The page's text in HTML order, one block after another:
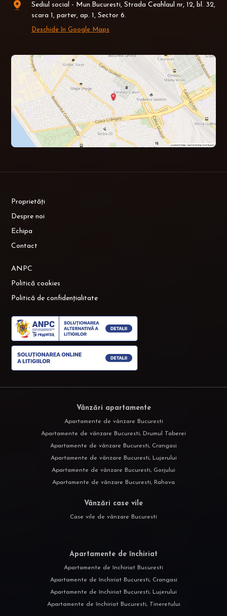
Sediul social - Mun.Bucuresti, Strada Ceahlaul nr, 12, bl. 32,
scara 1, parter, ap. 1, Sector 6.
Deschide în Google Maps
Proprietăți
Despre noi
Echipa
Contact
ANPC
Politică cookies
Politică de confidențialitate
Vânzări apartamente
Apartamente de vânzare Bucuresti
Apartamente de vânzare Bucuresti, Drumul Taberei
Apartamente de vânzare Bucuresti, Crangasi
Apartamente de vânzare Bucuresti, Lujerului
Apartamente de vânzare Bucuresti, Gorjului
Apartamente de vânzare Bucuresti, Rahova
Vânzări case vile
Case vile de vânzare Bucuresti
Apartamente de închiriat
Apartamente de închiriat Bucuresti
Apartamente de închiriat Bucuresti, Crangasi
Apartamente de închiriat Bucuresti, Lujerului
Apartamente de închiriat Bucuresti, Tineretului